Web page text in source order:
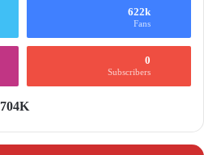
622k
Fans
0
Subscribers
704K